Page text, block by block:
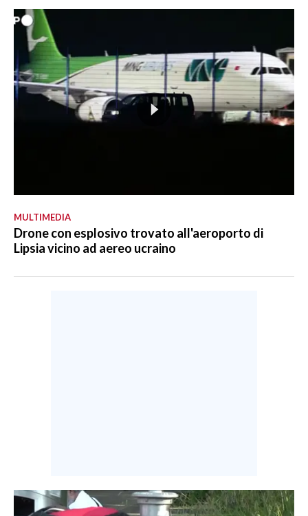
MULTIMEDIA
Drone con esplosivo trovato all'aeroporto di
Lipsia vicino ad aereo ucraino